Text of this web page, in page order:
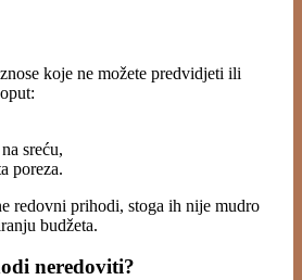
koje ne možete predvidjeti ili
sreću,
poreza.
redovni prihodi, stoga ih nije mudro
budžeta.
neredoviti?